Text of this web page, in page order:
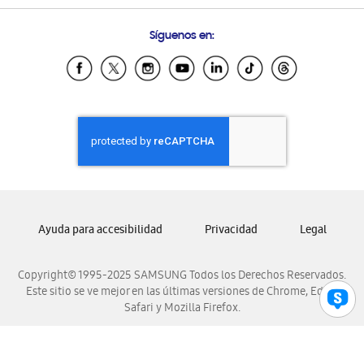
Samsung Ecuador
Samsung El Salvador
Samsung Honduras
Samsung Nicaragua
Samsung Panamá
Samsung Venezuela
Síguenos en:
Copyright© 1995-2025 SAMSUNG Todos los Derechos Reservados.
Este sitio se ve mejor en las últimas versiones de Chrome, Edge,
Safari y Mozilla Firefox.
Ayuda para accesibilidad Privacidad Legal